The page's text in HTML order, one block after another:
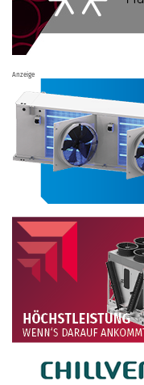
Anzeige